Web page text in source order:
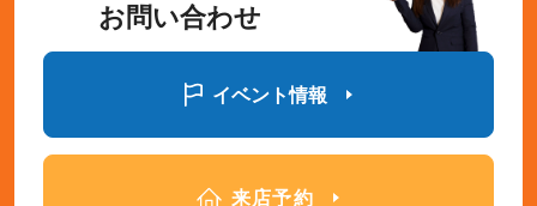
お問い合わせ
イベント情報
来店予約